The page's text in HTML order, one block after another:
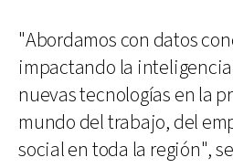
"Abordamos con datos
impactando la
nuevas tecnologías en la
mundo del trabajo, del
social en toda la región",